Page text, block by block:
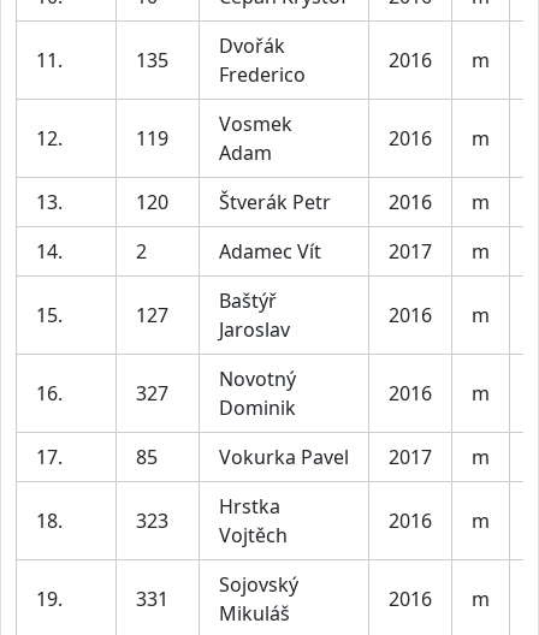
11. 135
Dvořák
Frederico
2016 m
12. 119
Vosmek
Adam
2016 m
13. 120 Štverák Petr 2016 m
14.
2 Adamec Vít 2017 m
15. 127
Baštýř
Jaroslav
2016 m
16. 327
Novotný
Dominik
2016 m
17. 85 Vokurka Pavel 2017 m
18. 323
Hrstka
Vojtěch
2016 m
19. 331
Sojovský
Mikuláš
2016 m